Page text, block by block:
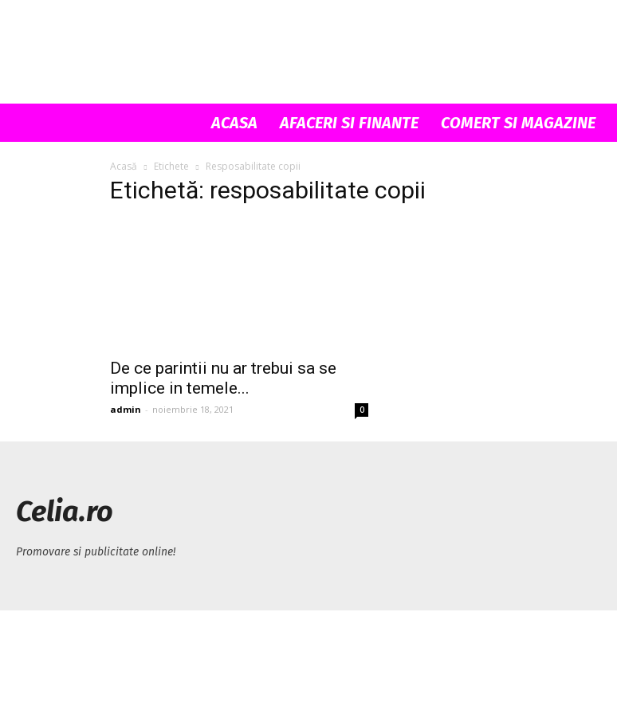
Celia.ro
ACASA AFACERI SI FINANTE COMERT SI MAGAZINE
Acasă Etichete Resposabilitate copii
Etichetă: resposabilitate copii
De ce parintii nu ar trebui sa se
implice in temele...
admin - noiembrie 18, 2021 0
Celia.ro
Promovare si publicitate online!